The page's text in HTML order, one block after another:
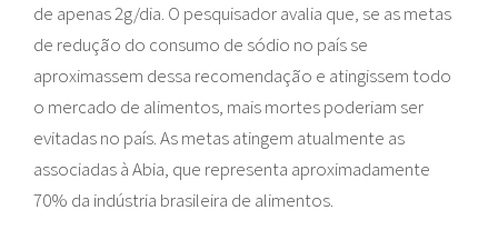
de apenas 2g/dia. O pesquisador avalia que, se as metas
de redução do consumo de sódio no país se
aproximassem dessa recomendação e atingissem todo
o mercado de alimentos, mais mortes poderiam ser
evitadas no país. As metas atingem atualmente as
associadas à Abia, que representa aproximadamente
70% da indústria brasileira de alimentos.